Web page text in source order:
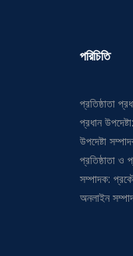
পরিচিতি
প্রতিষ্ঠাতা
প্রধান
উপদেষ্টা
প্রতিষ্ঠাতা ও
সম্পাদক:
অনলাইন